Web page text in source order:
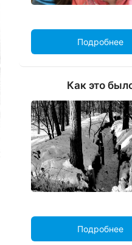
Подробнее
Как это
Подробнее